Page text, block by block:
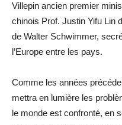
Villepin ancien premier
chinois Prof. Justin Yifu Lin
de Walter Schwimmer,
l’Europe entre les pays.
Comme les années
mettra en lumière les
le monde est confronté, en